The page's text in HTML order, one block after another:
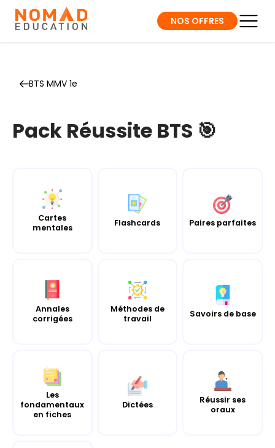
NOS OFFRES
BTS MMV 1e
Pack Réussite BTS 🎯
Cartes
mentales
Flashcards Paires parfaites
Annales
corrigées
Méthodes de
travail
Savoirs de base
Les
fondamentaux
en fiches
Dictées
Réussir ses
oraux